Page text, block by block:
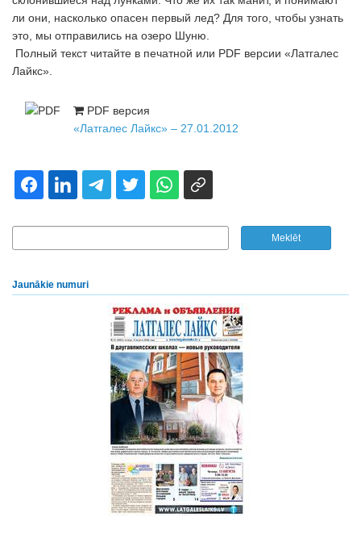
ли они, насколько опасен первый лед? Для того, чтобы узнать
это, мы отправились на озеро Шуню.
Полный текст читайте в печатной или PDF версии «Латгалес
Лайкс».
PDF версия
«Латгалес Лайкс» – 27.01.2012
Jaunākie numuri